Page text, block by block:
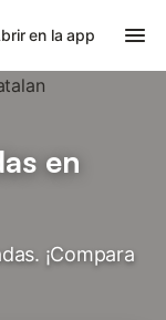
en la app
en
¡Compara